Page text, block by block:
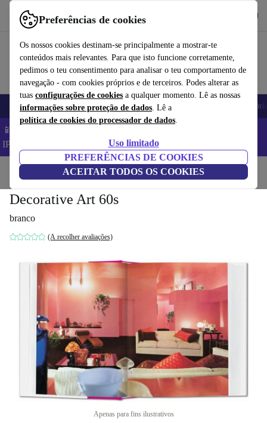
Preferências de cookies
Os nossos cookies destinam-se principalmente a mostrar-te
conteúdos mais relevantes. Para que isto funcione corretamente,
pedimos o teu consentimento para analisar o teu comportamento de
navegação - com cookies próprios e de terceiros. Podes alterar as
tuas configurações de cookies a qualquer momento. Lê as nossas
informações sobre proteção de dados. Lê a
política de cookies do processador de dados.
Uso limitado
PREFERÊNCIAS DE COOKIES
ACEITAR TODOS OS COOKIES
Use o refurbed de forma rápida e fácil
Telemóveis Computadores Portáteis Tablets
📱 Poupa 5% EXTRA em todos os iPhones – Código:
IPHONEDEAL –
Início Casa Móveis
Decorative Art 60s
branco
(A recolher avaliações)
Apenas para fins ilustrativos